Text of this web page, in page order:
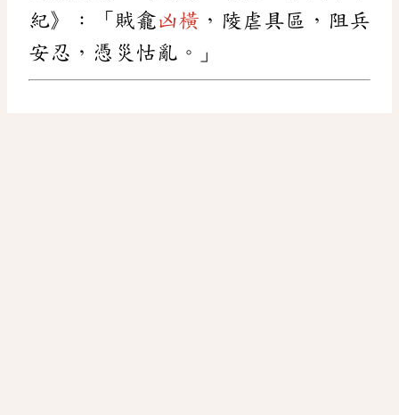
紀》：「賊龕凶橫 ，陵虐具區，阻兵
安忍，憑災怙亂。」